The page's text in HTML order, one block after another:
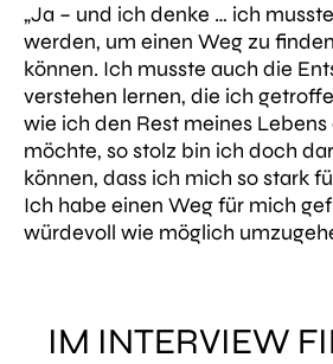
„Ja – und ich denke … ich
werden, um einen Weg zu
können. Ich musste auch die
verstehen lernen, die ich
wie ich den Rest meines
möchte, so stolz bin ich doch
können, dass ich mich so stark
Ich habe einen Weg für mich
würdevoll wie möglich
IM INTERVIEW